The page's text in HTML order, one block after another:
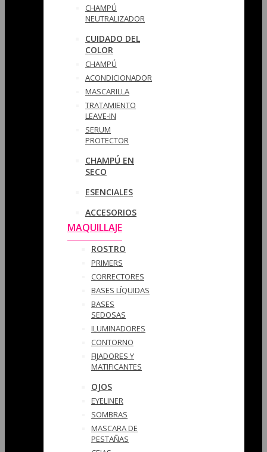
CHAMPÚ
NEUTRALIZADOR
CUIDADO DEL
COLOR
CHAMPÚ
ACONDICIONADOR
MASCARILLA
TRATAMIENTO
LEAVE-IN
SERUM
PROTECTOR
CHAMPÚ EN
SECO
ESENCIALES
ACCESORIOS
MAQUILLAJE
ROSTRO
PRIMERS
CORRECTORES
BASES LÍQUIDAS
BASES
SEDOSAS
ILUMINADORES
CONTORNO
FIJADORES Y
MATIFICANTES
OJOS
EYELINER
SOMBRAS
MASCARA DE
PESTAÑAS